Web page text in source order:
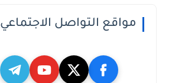
مواقع التواصل الاجتماعي